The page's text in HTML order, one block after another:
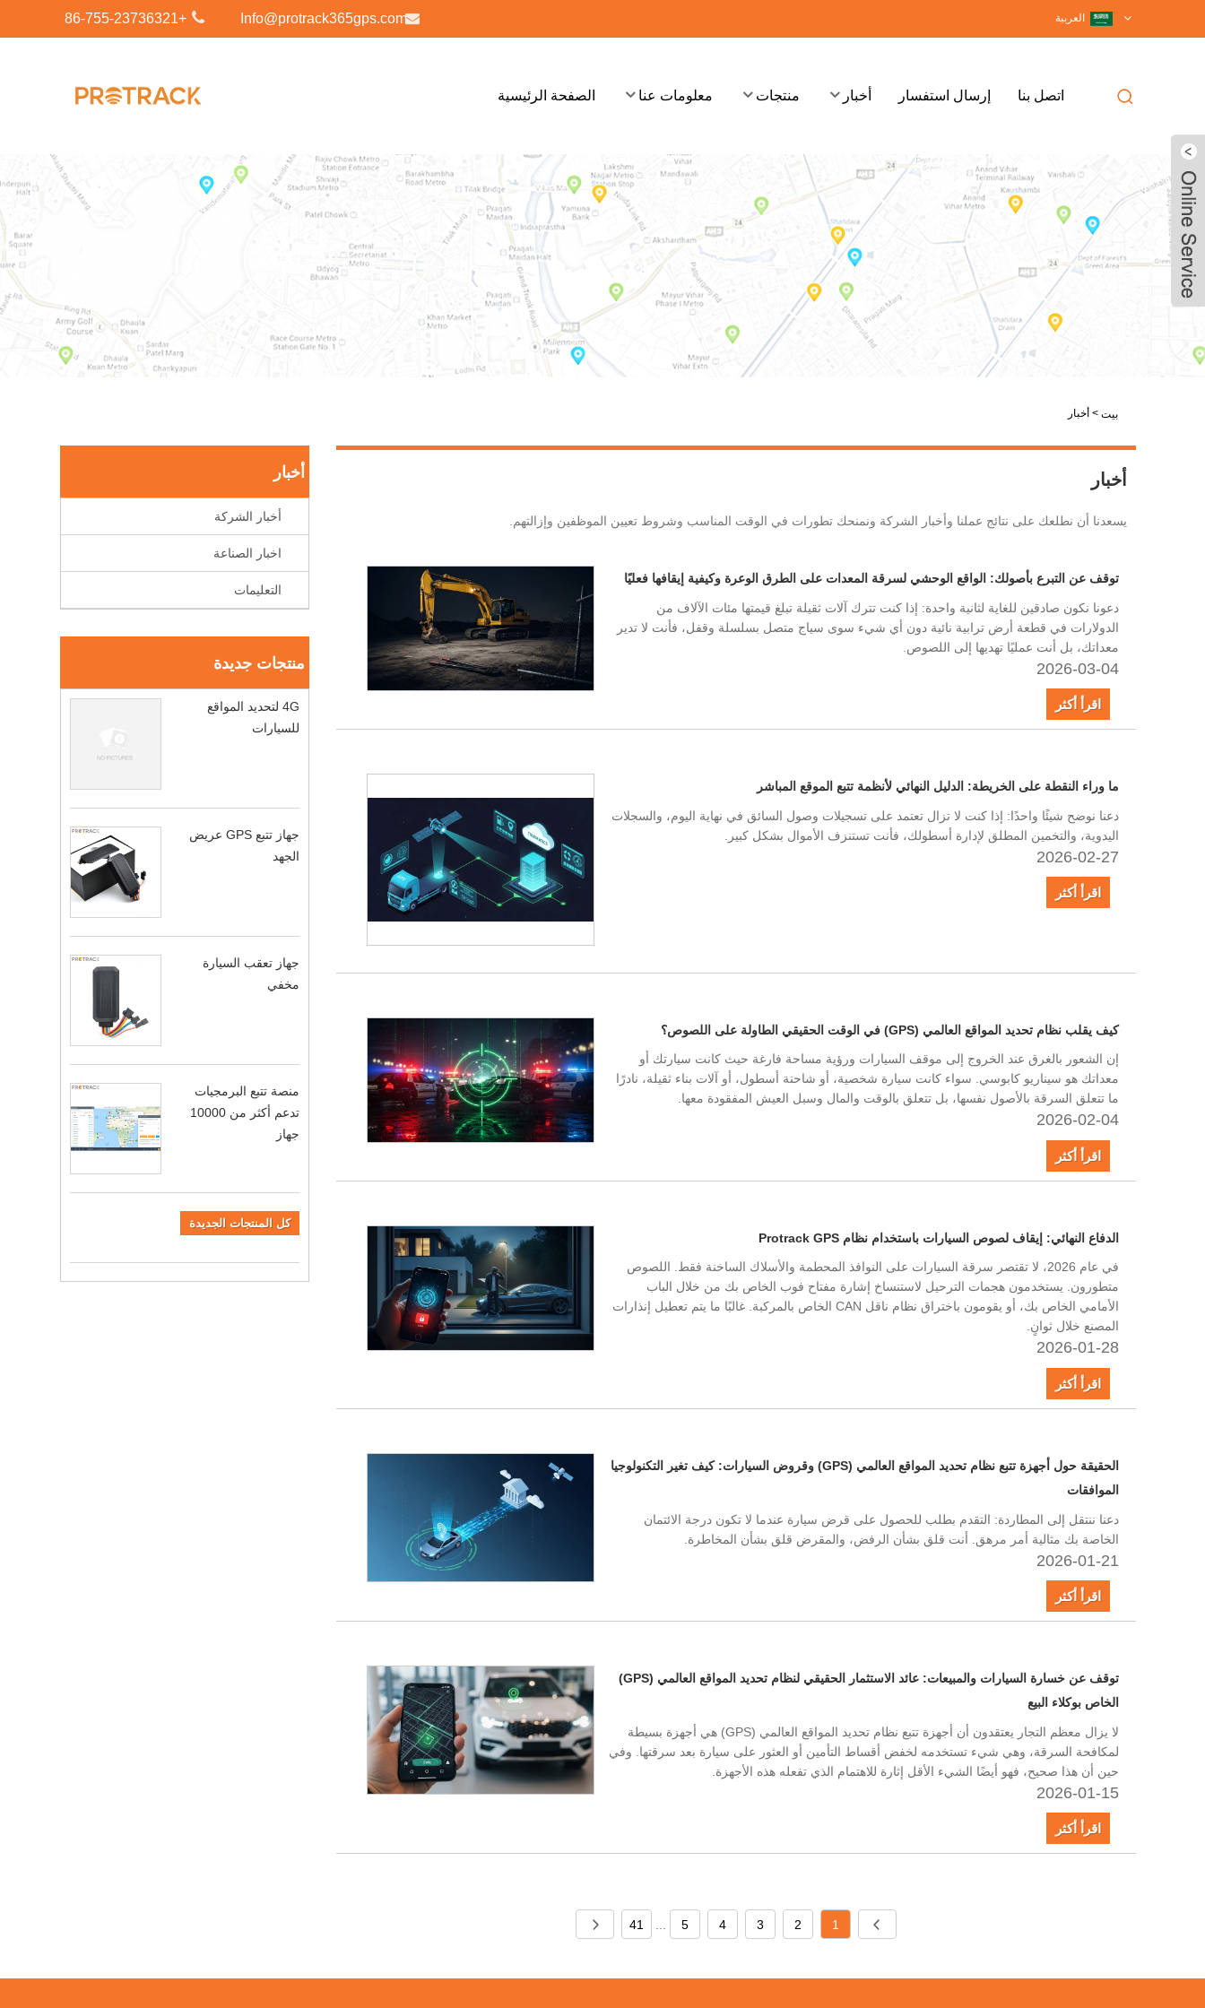
+86-755-23736321 Info@protrack365gps.com العربية
الصفحة الرئيسية معلومات عنا منتجات أخبار إرسال استفسار اتصل بنا
بيت > أخبار
أخبار
أخبار الشركة
اخبار الصناعة
التعليمات
منتجات جديدة
4G لتحديد المواقع
للسيارات
جهاز تتبع GPS عريض
الجهد
جهاز تعقب السيارة
مخفي
منصة تتبع البرمجيات
تدعم أكثر من 10000
جهاز
كل المنتجات الجديدة
أخبار
يسعدنا أن نطلعك على نتائج عملنا وأخبار الشركة ونمنحك تطورات في الوقت المناسب وشروط تعيين الموظفين وإزالتهم.
توقف عن التبرع بأصولك: الواقع الوحشي لسرقة المعدات على الطرق الوعرة وكيفية إيقافها فعليًا
دعونا نكون صادقين للغاية لثانية واحدة: إذا كنت تترك آلات ثقيلة تبلغ قيمتها مئات الآلاف من
الدولارات في قطعة أرض ترابية نائية دون أي شيء سوى سياج متصل بسلسلة وقفل، فأنت لا تدير
معداتك، بل أنت عمليًا تهديها إلى اللصوص.
2026-03-04
اقرأ أكثر
ما وراء النقطة على الخريطة: الدليل النهائي لأنظمة تتبع الموقع المباشر
دعنا نوضح شيئًا واحدًا: إذا كنت لا تزال تعتمد على تسجيلات وصول السائق في نهاية اليوم، والسجلات
اليدوية، والتخمين المطلق لإدارة أسطولك، فأنت تستنزف الأموال بشكل كبير.
2026-02-27
اقرأ أكثر
كيف يقلب نظام تحديد المواقع العالمي (GPS) في الوقت الحقيقي الطاولة على اللصوص؟
إن الشعور بالغرق عند الخروج إلى موقف السيارات ورؤية مساحة فارغة حيث كانت سيارتك أو
معداتك هو سيناريو كابوسي. سواء كانت سيارة شخصية، أو شاحنة أسطول، أو آلات بناء ثقيلة، نادرًا
ما تتعلق السرقة بالأصول نفسها، بل تتعلق بالوقت والمال وسبل العيش المفقودة معها.
2026-02-04
اقرأ أكثر
الدفاع النهائي: إيقاف لصوص السيارات باستخدام نظام Protrack GPS
في عام 2026، لا تقتصر سرقة السيارات على النوافذ المحطمة والأسلاك الساخنة فقط. اللصوص
متطورون. يستخدمون هجمات الترحيل لاستنساخ إشارة مفتاح فوب الخاص بك من خلال الباب
الأمامي الخاص بك، أو يقومون باختراق نظام ناقل CAN الخاص بالمركبة. غالبًا ما يتم تعطيل إنذارات
المصنع خلال ثوانٍ.
2026-01-28
اقرأ أكثر
الحقيقة حول أجهزة تتبع نظام تحديد المواقع العالمي (GPS) وقروض السيارات: كيف تغير التكنولوجيا
الموافقات
دعنا ننتقل إلى المطاردة: التقدم بطلب للحصول على قرض سيارة عندما لا تكون درجة الائتمان
الخاصة بك مثالية أمر مرهق. أنت قلق بشأن الرفض، والمقرض قلق بشأن المخاطرة.
2026-01-21
اقرأ أكثر
توقف عن خسارة السيارات والمبيعات: عائد الاستثمار الحقيقي لنظام تحديد المواقع العالمي (GPS)
الخاص بوكلاء البيع
لا يزال معظم التجار يعتقدون أن أجهزة تتبع نظام تحديد المواقع العالمي (GPS) هي أجهزة بسيطة
لمكافحة السرقة، وهي شيء تستخدمه لخفض أقساط التأمين أو العثور على سيارة بعد سرقتها. وفي
حين أن هذا صحيح، فهو أيضًا الشيء الأقل إثارة للاهتمام الذي تفعله هذه الأجهزة.
2026-01-15
اقرأ أكثر
1
2
3
4
5
41
WhatsApp
Email